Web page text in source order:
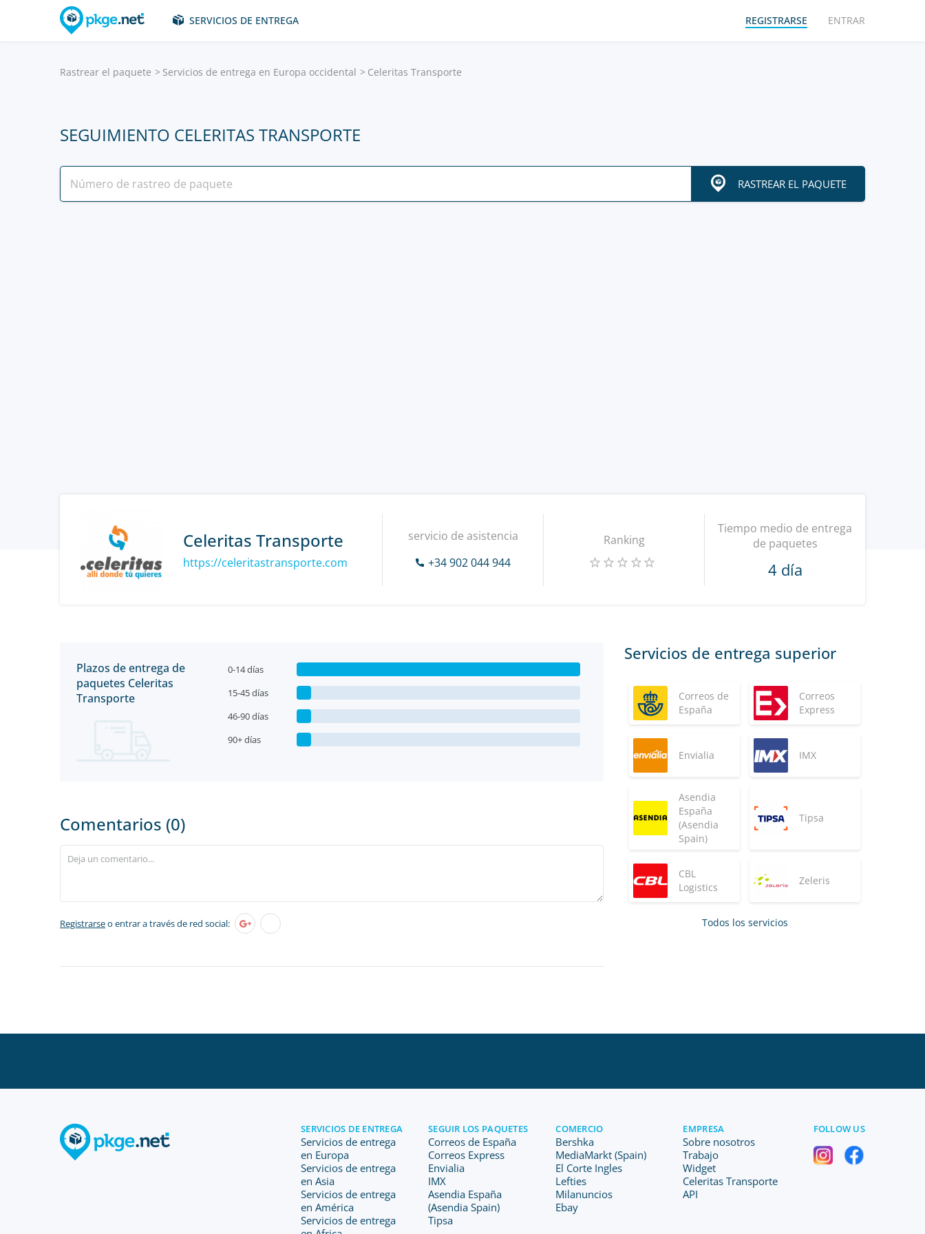
SERVICIOS DE ENTREGA REGISTRARSE ENTRAR
Rastrear el paquete Servicios de entrega en Europa occidental Celeritas Transporte
SEGUIMIENTO CELERITAS TRANSPORTE
RASTREAR EL PAQUETE
Celeritas Transporte
https://celeritastransporte.com
servicio de asistencia
+34 902 044 944
Ranking
Tiempo medio de entrega
de paquetes
4 día
Plazos de entrega de
paquetes Celeritas
Transporte
0-14 días
15-45 días
46-90 días
90+ días
Comentarios (0)
Registrarseo entrar a través de red social:
Servicios de entrega superior
Correos de
España
Correos
Express
Envialia IMX
Asendia
España
(Asendia
Spain)
Tipsa
CBL
Logistics
Zeleris
Todos los servicios
SERVICIOS DE ENTREGA
Servicios de entrega
en Europa
Servicios de entrega
en Asia
Servicios de entrega
en América
Servicios de entrega
SEGUIR LOS PAQUETES
Correos de España
Correos Express
Envialia
IMX
Asendia España
(Asendia Spain)
Tipsa
COMERCIO
Bershka
MediaMarkt (Spain)
El Corte Ingles
Lefties
Milanuncios
Ebay
EMPRESA
Sobre nosotros
Trabajo
Widget
Celeritas Transporte
API
FOLLOW US